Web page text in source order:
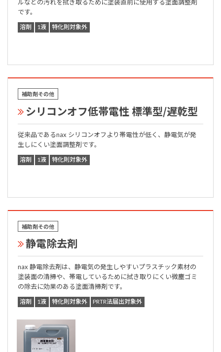
ルなどの汚れを拭き取るために塗装直前に使用する塗面調整剤
です。
溶剤 1液 特化則対象外
補助剤その他
シリコンオフ低帯電性 標準型/遅乾型
従来品であるnax シリコンオフより帯電性が低く、静電気が発
生しにくい塗面調整剤です。
溶剤 1液 特化則対象外
補助剤その他
静電除去剤
nax 静電除去剤は、静電気の発生しやすいプラスチック素材の
塗装面の清掃や、帯電しているために拭き取りにくい微塵ゴミ
の除去に効果のある塗面清掃剤です。
溶剤 1液 特化則対象外 PRTR法届出対象外